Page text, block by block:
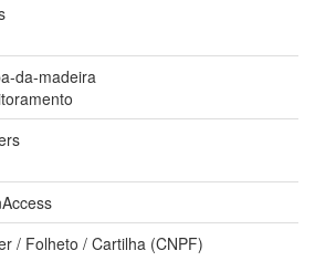
da-madeira
/ Folheto / Cartilha (CNPF)